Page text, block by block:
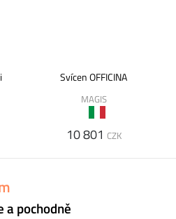
Svícen OFFICINA
MAGIS
10 801 CZK
a pochodně